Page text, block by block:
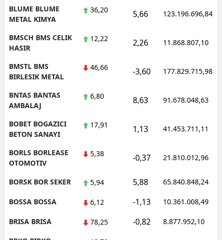
BLUME BLUME
METAL KIMYA
36,20 5,66 123.196.696,84
BMSCH BMS CELIK
HASIR
12,22 2,26 11.868.807,10
BMSTL BMS
BIRLESIK METAL
46,66 -3,60 177.829.715,98
BNTAS BANTAS
AMBALAJ
6,80 8,63 91.678.048,63
BOBET BOGAZICI
BETON SANAYI
17,91 1,13 41.453.711,11
BORLS BORLEASE
OTOMOTIV
5,38 -0,37 21.810.012,96
BORSK BOR SEKER 5,94 5,88 65.840.848,24
BOSSA BOSSA 6,12 -1,13 10.361.008,49
BRISA BRISA 78,25 -0,82 8.877.952,10